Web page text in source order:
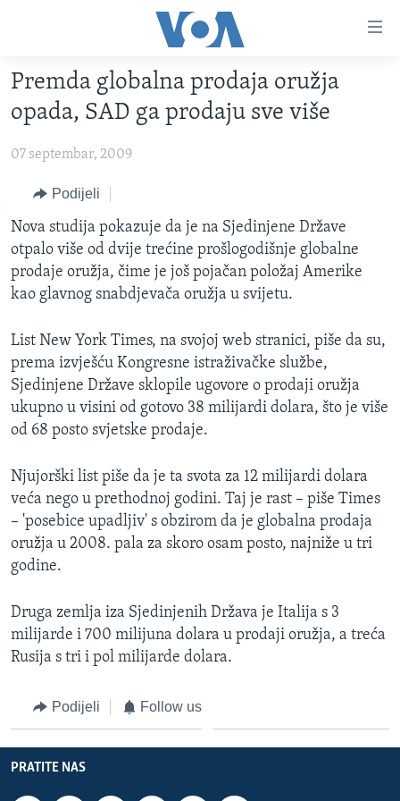
glavni
sadržaj
Pređi
na
navigaciju
Idi
na
pretragu
TV PROGRAM
VIDEO
FOTOGRAFIJE DANA
VIJESTI
SJEDINJENE AMERIČKE DRŽAVE
BOSNA I HERCEGOVINA
SVIJET
NAUKA I TEHNOLOGIJA
SPECIJALNI PROJEKTI
KORUPCIJA
ŽENSKA STRANA
IZBJEGLIČKA STRANA
MAGAZIN
Learning English
PRATITE NAS
Jezici
Premda globalna prodaja oružja
opada, SAD ga prodaju sve više
07 septembar, 2009
Podijeli
Nova studija pokazuje da je na Sjedinjene Države
otpalo više od dvije trećine prošlogodišnje globalne
prodaje oružja, čime je još pojačan položaj Amerike
kao glavnog snabdjevača oružja u svijetu.
List New York Times, na svojoj web stranici, piše da su,
prema izvješću Kongresne istraživačke službe,
Sjedinjene Države sklopile ugovore o prodaji oružja
ukupno u visini od gotovo 38 milijardi dolara, što je više
od 68 posto svjetske prodaje.
Njujorški list piše da je ta svota za 12 milijardi dolara
veća nego u prethodnoj godini. Taj je rast – piše Times
– 'posebice upadljiv' s obzirom da je globalna prodaja
oružja u 2008. pala za skoro osam posto, najniže u tri
godine.
Druga zemlja iza Sjedinjenih Država je Italija s 3
milijarde i 700 milijuna dolara u prodaji oružja, a treća
Rusija s tri i pol milijarde dolara.
Podijeli Follow us
PRATITE NAS